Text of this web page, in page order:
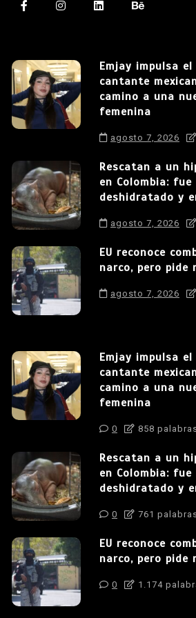
Emjay impulsa el
cantante
camino a una
femenina
agosto 7, 2026
Rescatan a un
en Colombia:
deshidratado y
agosto 7, 2026
EU reconoce
narco, pero pide
agosto 7, 2026
Emjay impulsa el
cantante
camino a una
femenina
0 858
Rescatan a un
en Colombia:
deshidratado y
0 761
EU reconoce
narco, pero pide
0 1.174